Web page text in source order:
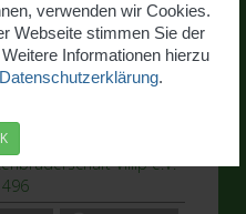
verwenden wir Cookies.
Webseite stimmen Sie der
Informationen hierzu
Datenschutzerklärung.
Villip e.V.